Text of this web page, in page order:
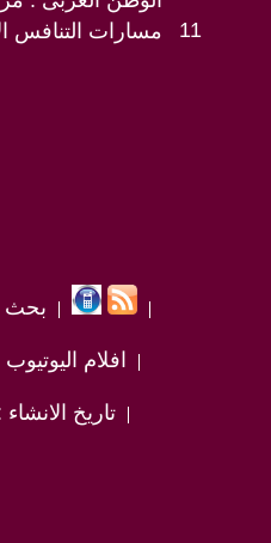
مسارات التنافس 11
بحث
افلام اليوتيوب
تاريخ الانشاء : 2011 / 9